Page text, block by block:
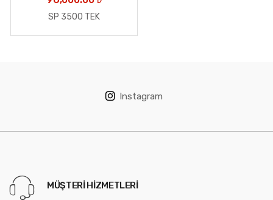
SP 3500 TEK
Instagram
MÜŞTERI HIZMETLERI